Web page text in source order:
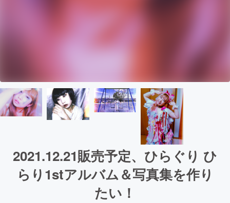
2021.12.21販売予定、ひらぐり ひ
らり1stアルバム＆写真集を作り
たい！